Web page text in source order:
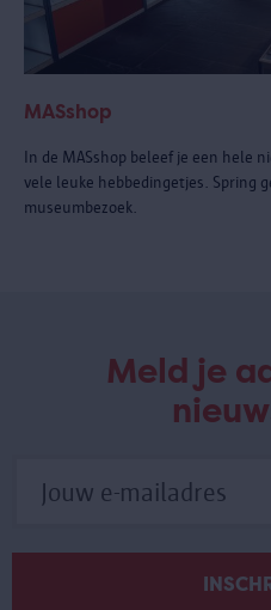
MASshop
In de MASshop beleef je een hele
vele leuke hebbedingetjes. Spring
museumbezoek.
Meld je